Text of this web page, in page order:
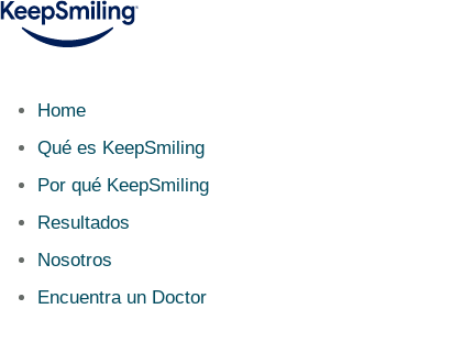
Home
Qué es KeepSmiling
Por qué KeepSmiling
Resultados
Nosotros
Encuentra un Doctor